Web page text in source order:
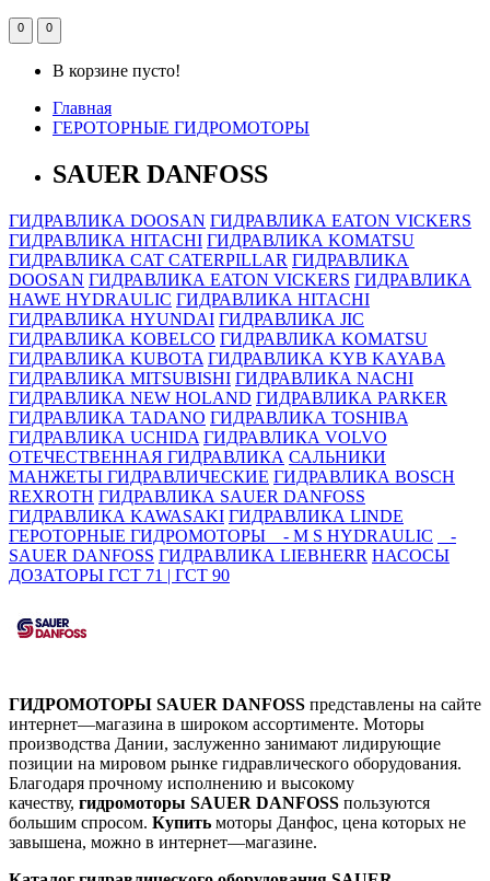
0 0
В корзине пусто!
Главная
ГЕРОТОРНЫЕ ГИДРОМОТОРЫ
SAUER DANFOSS
ГИДРАВЛИКА DOOSAN ГИДРАВЛИКА EATON VICKERS
ГИДРАВЛИКА HITACHI ГИДРАВЛИКА KOMATSU
ГИДРАВЛИКА CAT CATERPILLAR ГИДРАВЛИКА
DOOSAN ГИДРАВЛИКА EATON VICKERS ГИДРАВЛИКА
HAWE HYDRAULIC ГИДРАВЛИКА HITACHI
ГИДРАВЛИКА HYUNDAI ГИДРАВЛИКА JIC
ГИДРАВЛИКА KOBELCO ГИДРАВЛИКА KOMATSU
ГИДРАВЛИКА KUBOTA ГИДРАВЛИКА KYB KAYABA
ГИДРАВЛИКА MITSUBISHI ГИДРАВЛИКА NACHI
ГИДРАВЛИКА NEW HOLAND ГИДРАВЛИКА PARKER
ГИДРАВЛИКА TADANO ГИДРАВЛИКА TOSHIBA
ГИДРАВЛИКА UCHIDA ГИДРАВЛИКА VOLVO
ОТЕЧЕСТВЕННАЯ ГИДРАВЛИКА САЛЬНИКИ
МАНЖЕТЫ ГИДРАВЛИЧЕСКИЕ ГИДРАВЛИКА BOSCH
REXROTH ГИДРАВЛИКА SAUER DANFOSS
ГИДРАВЛИКА KAWASAKI ГИДРАВЛИКА LINDE
ГЕРОТОРНЫЕ ГИДРОМОТОРЫ
- M S HYDRAULIC
-
SAUER DANFOSS ГИДРАВЛИКА LIEBHERR НАСОСЫ
ДОЗАТОРЫ ГСТ 71 | ГСТ 90
ГИДРОМОТОРЫ SAUER DANFOSS представлены на сайте
интернет—магазина в широком ассортименте. Моторы
производства Дании, заслуженно занимают лидирующие
позиции на мировом рынке гидравлического оборудования.
Благодаря прочному исполнению и высокому
качеству, гидромоторы SAUER DANFOSS пользуются
большим спросом. Купить моторы Данфос, цена которых не
завышена, можно в интернет—магазине.